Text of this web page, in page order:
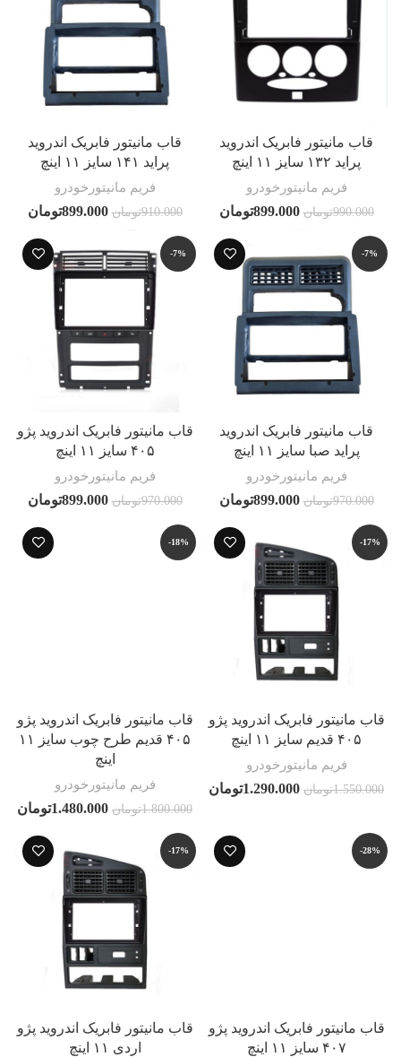
قاب مانیتور فابریک اندروید
پراید ۱۳۲ سایز ۱۱ اینچ
فریم مانیتورخودرو
990.000تومان 899.000تومان
قاب مانیتور فابریک اندروید
پراید ۱۴۱ سایز ۱۱ اینچ
فریم مانیتورخودرو
910.000تومان 899.000تومان
-7%
قاب مانیتور فابریک اندروید
پراید صبا سایز ۱۱ اینچ
فریم مانیتورخودرو
970.000تومان 899.000تومان
-7%
قاب مانیتور فابریک اندروید پژو
۴۰۵ سایز ۱۱ اینچ
فریم مانیتورخودرو
970.000تومان 899.000تومان
-17%
قاب مانیتور فابریک اندروید پژو
۴۰۵ قدیم سایز ۱۱ اینچ
فریم مانیتورخودرو
1.550.000تومان 1.290.000تومان
-18%
قاب مانیتور فابریک اندروید پژو
۴۰۵ قدیم طرح چوب سایز ۱۱
اینچ
فریم مانیتورخودرو
1.800.000تومان 1.480.000تومان
-28%
قاب مانیتور فابریک اندروید پژو
۴۰۷ سایز ۱۱ اینچ
-17%
قاب مانیتور فابریک اندروید پژو
اردی ۱۱ اینچ